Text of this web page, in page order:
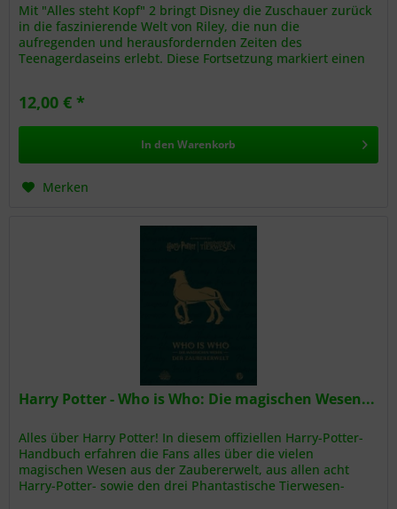
Mit "Alles steht Kopf" 2 bringt Disney die Zuschauer zurück
in die faszinierende Welt von Riley, die nun die
aufregenden und herausfordernden Zeiten des
Teenagerdaseins erlebt. Diese Fortsetzung markiert einen
12,00 € *
In den Warenkorb
Merken
Harry Potter - Who is Who: Die magischen Wesen...
Alles über Harry Potter! In diesem offiziellen Harry-Potter-
Handbuch erfahren die Fans alles über die vielen
magischen Wesen aus der Zaubererwelt, aus allen acht
Harry-Potter- sowie den drei Phantastische Tierwesen-